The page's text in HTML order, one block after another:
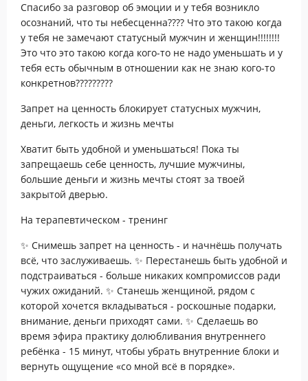
Спасибо за разговор об эмоции и у тебя возникло
осознаний, что ты небесценна???? Что это такою когда
у тебя не замечают статусный мужчин и женщин!!!!!!!!
Это что это такою когда кого-то не надо уменьшать и у
тебя есть обычным в отношении как не знаю кого-то
конкретнов?????????
Запрет на ценность блокирует статусных мужчин,
деньги, легкость и жизнь мечты
Хватит быть удобной и уменьшаться! Пока ты
запрещаешь себе ценность, лучшие мужчины,
большие деньги и жизнь мечты стоят за твоей
закрытой дверью.
На терапевтическом - тренинг
✨ Снимешь запрет на ценность - и начнёшь получать
всё, что заслуживаешь. ✨ Перестанешь быть удобной и
подстраиваться - больше никаких компромиссов ради
чужих ожиданий. ✨ Станешь женщиной, рядом с
которой хочется вкладываться - роскошные подарки,
внимание, деньги приходят сами. ✨ Сделаешь во
время эфира практику долюбливания внутреннего
ребёнка - 15 минут, чтобы убрать внутренние блоки и
вернуть ощущение «со мной всё в порядке».